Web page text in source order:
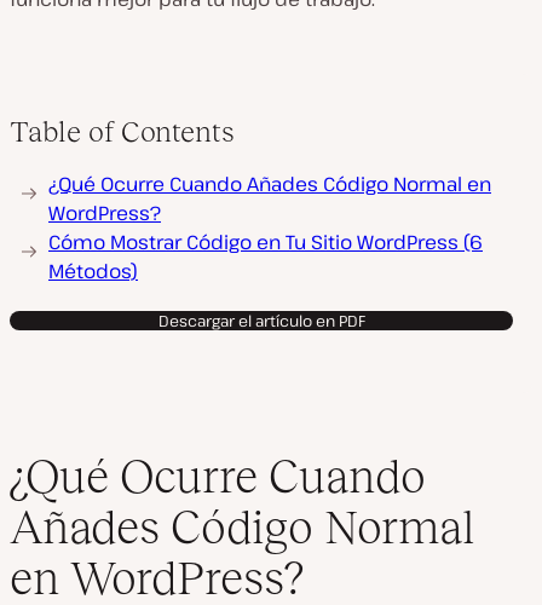
Table of Contents
¿Qué Ocurre Cuando Añades Código Normal en
WordPress?
Cómo Mostrar Código en Tu Sitio WordPress (6
Métodos)
Descargar el artículo en PDF
¿Qué Ocurre Cuando
Añades Código Normal
en WordPress?